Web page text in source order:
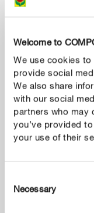
Welcome to
We use cookies
provide social
We also share
with our social
partners who may
you’ve provided
your use of their
Selection
Necessary